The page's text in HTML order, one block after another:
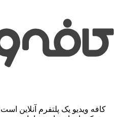
کافه ویدیو یک پلتفرم آنلاین